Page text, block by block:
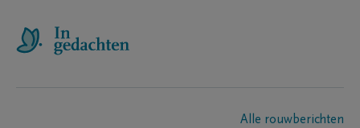
Alle rouwberichten